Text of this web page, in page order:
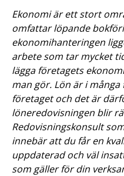
Ekonomi är ett stort
omfattar löpande
ekonomihanteringen
arbete som tar mycket
lägga företagets
man gör. Lön är i
företaget och det är
löneredovisningen blir
Redovisningskonsult
innebär att du får en
uppdaterad och väl
som gäller för din